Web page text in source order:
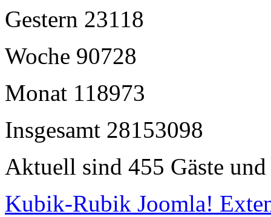
Gestern 23118
Woche 90728
Monat 118973
Insgesamt 28153098
Aktuell sind 455 Gäste
Kubik-Rubik Joomla!